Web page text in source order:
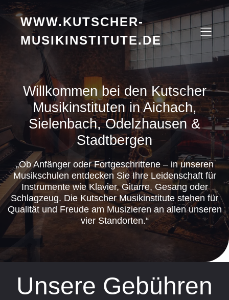
WWW.KUTSCHER-
MUSIKINSTITUTE.DE
Willkommen bei den Kutscher
Musikinstituten in Aichach,
Sielenbach, Odelzhausen &
Stadtbergen
„Ob Anfänger oder Fortgeschrittene – in unseren
Musikschulen entdecken Sie Ihre Leidenschaft für
Instrumente wie Klavier, Gitarre, Gesang oder
Schlagzeug. Die Kutscher Musikinstitute stehen für
Qualität und Freude am Musizieren an allen unseren
vier Standorten.“
Unsere Gebühren